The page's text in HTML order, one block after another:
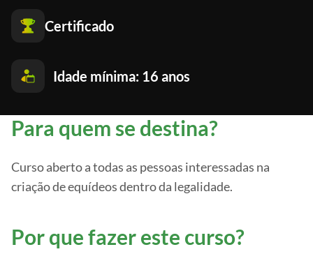
Certificado
Idade mínima: 16 anos
Para quem se destina?
Curso aberto a todas as pessoas interessadas na
criação de equídeos dentro da legalidade.
Por que fazer este curso?